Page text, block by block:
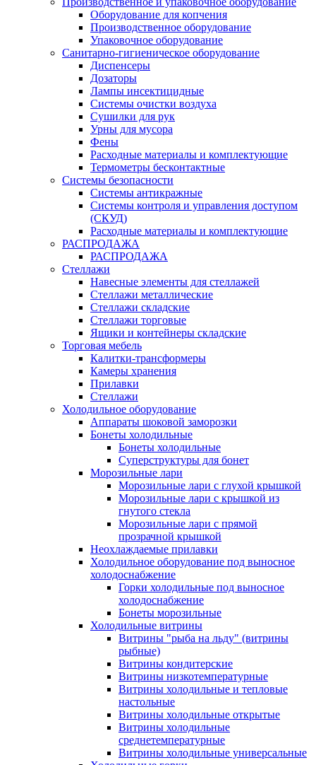
Оборудование для копчения
Производственное оборудование
Упаковочное оборудование
Санитарно-гигиеническое оборудование
Диспенсеры
Дозаторы
Лампы инсектицидные
Системы очистки воздуха
Сушилки для рук
Урны для мусора
Фены
Расходные материалы и комплектующие
Термометры бесконтактные
Системы безопасности
Системы антикражные
Системы контроля и управления доступом
(СКУД)
Расходные материалы и комплектующие
РАСПРОДАЖА
РАСПРОДАЖА
Стеллажи
Навесные элементы для стеллажей
Стеллажи металлические
Стеллажи складские
Стеллажи торговые
Ящики и контейнеры складские
Торговая мебель
Калитки-трансформеры
Камеры хранения
Прилавки
Стеллажи
Холодильное оборудование
Аппараты шоковой заморозки
Бонеты холодильные
Бонеты холодильные
Суперструктуры для бонет
Морозильные лари
Морозильные лари с глухой крышкой
Морозильные лари с крышкой из
гнутого стекла
Морозильные лари с прямой
прозрачной крышкой
Неохлаждаемые прилавки
Холодильное оборудование под выносное
холодоснабжение
Горки холодильные под выносное
холодоснабжение
Бонеты морозильные
Холодильные витрины
Витрины "рыба на льду" (витрины
рыбные)
Витрины кондитерские
Витрины низкотемпературные
Витрины холодильные и тепловые
настольные
Витрины холодильные открытые
Витрины холодильные
среднетемпературные
Витрины холодильные универсальные